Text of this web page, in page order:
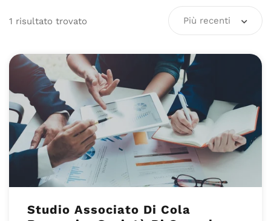
1 risultato trovato Più recenti
Studio Associato Di Cola